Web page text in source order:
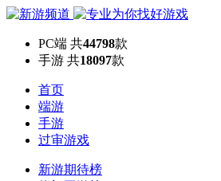
PC端 共44798款
手游 共18097款
首页
端游
手游
过审游戏
新游期待榜